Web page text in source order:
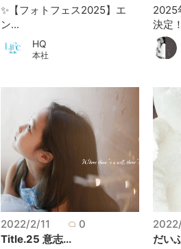
✨【フォトフェス2025】エ
ン...
HQ
本社
2025
決定
2022/2/11
0
Title.25 意志...
だい